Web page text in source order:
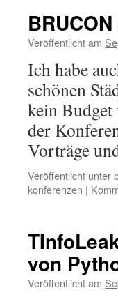
Veröffentlicht am
Ich habe
schönen
kein
der
Vorträge
Veröffentlicht unter
konferenzen |
von
Veröffentlicht am